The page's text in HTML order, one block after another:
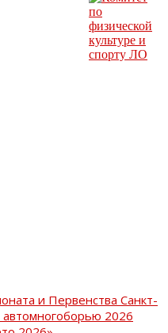
и Первенства Санкт-
автомногоборью 2026